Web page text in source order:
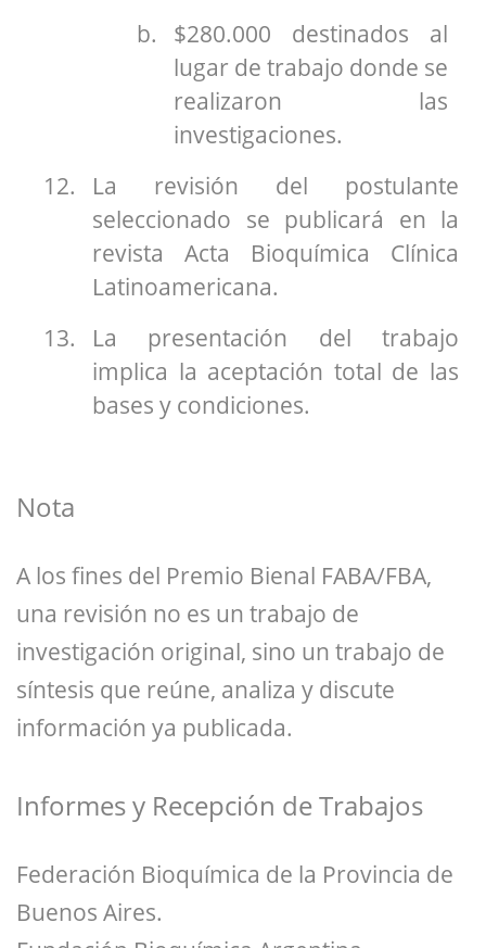
$280.000 destinados al
lugar de trabajo donde se
realizaron las
investigaciones.
La revisión del postulante
seleccionado se publicará en la
revista Acta Bioquímica Clínica
Latinoamericana.
La presentación del trabajo
implica la aceptación total de las
bases y condiciones.
Nota
A los fines del Premio Bienal FABA/FBA,
una revisión no es un trabajo de
investigación original, sino un trabajo de
síntesis que reúne, analiza y discute
información ya publicada.
Informes y Recepción de Trabajos
Federación Bioquímica de la Provincia de
Buenos Aires.